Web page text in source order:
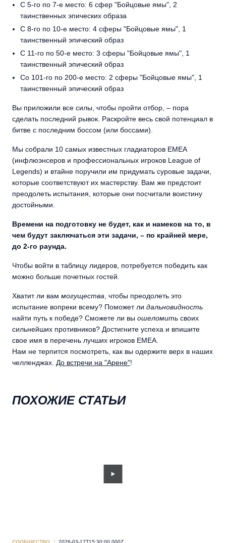
С 5-го по 7-е место: 6 сфер "Бойцовые ямы", 2
таинственных эпических образа
С 8-го по 10-е место: 4 сферы "Бойцовые ямы", 1
таинственный эпический образ
С 11-го по 50-е место: 3 сферы "Бойцовые ямы", 1
таинственный эпический образ
Со 101-го по 200-е место: 2 сферы "Бойцовые ямы", 1
таинственный эпический образ
Вы приложили все силы, чтобы пройти отбор, – пора
сделать последний рывок. Раскройте весь свой потенциал в
битве с последним боссом (или боссами).
Мы собрали 10 самых известных гладиаторов EMEA
(инфлюэнсеров и профессиональных игроков League of
Legends) и втайне поручили им придумать суровые задачи,
которые соответствуют их мастерству. Вам же предстоит
преодолеть испытания, которые они посчитали воистину
достойными.
Времени на подготовку не будет, как и намеков на то, в
чем будут заключаться эти задачи, – по крайней мере,
до 2-го раунда.
Чтобы войти в таблицу лидеров, потребуется победить как
можно больше почетных гостей.
Хватит ли вам могущества, чтобы преодолеть это
испытание вопреки всему? Поможет ли дальновидность
найти путь к победе? Сможете ли вы ошеломить своих
сильнейших противников? Достигните успеха и впишите
свое имя в перечень лучших игроков EMEA.
Нам не терпится посмотреть, как вы одержите верх в наших
челленджах. До встречи на "Арене"!
ПОХОЖИЕ СТАТЬИ